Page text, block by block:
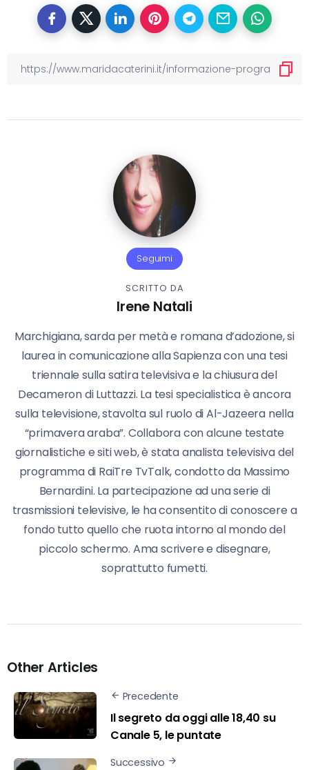
Seguimi
SCRITTO DA
Irene Natali
Marchigiana, sarda per metà e romana d’adozione, si
laurea in comunicazione alla Sapienza con una tesi
triennale sulla satira televisiva e la chiusura del
Decameron di Luttazzi. La tesi specialistica è ancora
sulla televisione, stavolta sul ruolo di Al-Jazeera nella
“primavera araba”. Collabora con alcune testate
giornalistiche e siti web, è stata analista televisiva del
programma di RaiTre TvTalk, condotto da Massimo
Bernardini. La partecipazione ad una serie di
trasmissioni televisive, le ha consentito di conoscere a
fondo tutto quello che ruota intorno al mondo del
piccolo schermo. Ama scrivere e disegnare,
soprattutto fumetti.
Other Articles
Precedente
Il segreto da oggi alle 18,40 su
Canale 5, le puntate
Successivo